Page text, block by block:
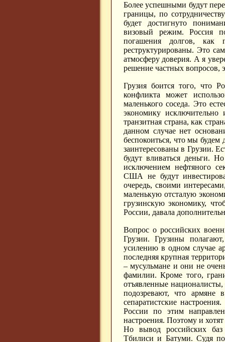
Более успешными будут
границы, по
будет достигнуто
визовый режим. Россия
погашения долгов, как
реструктурированы. Это
атмосферу доверия. А я
решение частных вопросов,
Грузия боится того, что
конфликта может
маленького соседа. Это
экономику
транзитная страна, как
данном случае нет
беспокоиться, что мы
заинтересованы в Грузии.
будут вливаться деньги.
исключением нефтяного
США не будут
очередь, своими
маленькую отсталую
грузинскую экономику,
России, давала
Вопрос о российских
Грузии. Грузины
усилению в одном случае
последняя крупная
– мусульмане и они не
фамилии. Кроме того,
отъявленные
подозревают, что армяне
сепаратистские
России по этим
настроения. Поэтому и
Но вывод российских баз
Тбилиси и Батуми. Судя